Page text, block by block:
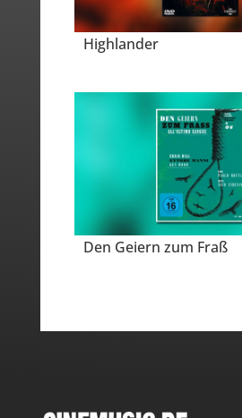
Highlander
Den Geiern zum Fraß